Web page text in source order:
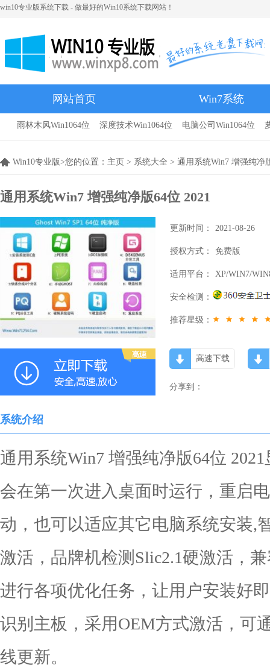
win10专业版系统下载 - 做最好的Win10系统下载网站！
网站首页 Win7系统
雨林木风
雨林木风Win1064位 深度技术Win1064位 电脑公司Win1064位
Win10专业版>您的位置： 主页 > 系统大全 > 通用系统Win7 增强纯净
通用系统Win7 增强纯净版64位 2021
更新时间： 2021-08-26
授权方式： 免费版
适用平台： XP/WIN7/
安全检测：
推荐星级：
高速下载
分享到：
系统介绍
通用系统Win7 增强纯净版64位
会在第一次进入桌面时运行，重启
动，也可以适应其它电脑系统安装,
激活，品牌机检测Slic2.1硬激活，
进行各项优化任务，让用户安装好
识别主板，采用OEM方式激活，可
线更新。